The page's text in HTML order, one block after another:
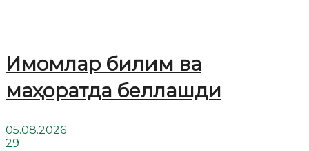
Имомлар билим ва
маҳоратда беллашди
05.08.2026
29